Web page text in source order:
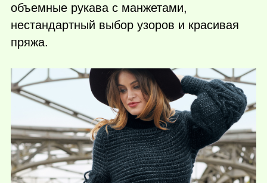
объемные рукава с манжетами,
нестандартный выбор узоров и красивая
пряжа.